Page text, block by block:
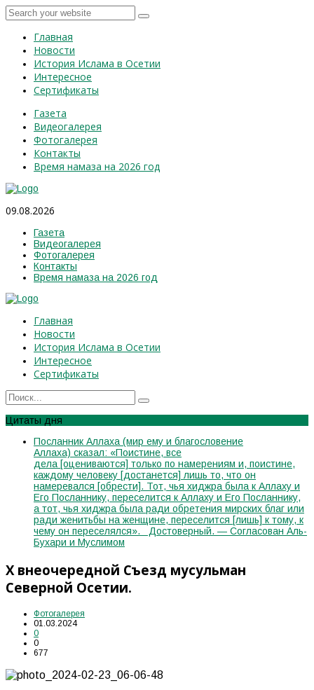
Главная
Новости
История Ислама в Осетии
Интересное
Сертификаты
Газета
Видеогалерея
Фотогалерея
Контакты
Время намаза на 2026 год
09.08.2026
Газета
Видеогалерея
Фотогалерея
Контакты
Время намаза на 2026 год
Главная
Новости
История Ислама в Осетии
Интересное
Сертификаты
Цитаты дня
Посланник Аллаха (мир ему и благословение
Аллаха) сказал: «Поистине, все
дела [оцениваются] только по намерениям и, поистине,
каждому человеку [достанется] лишь то, что он
намеревался [обрести]. Тот, чья хиджра была к Аллаху и
Его Посланнику, переселится к Аллаху и Его Посланнику,
а тот, чья хиджра была ради обретения мирских благ или
ради женитьбы на женщине, переселится [лишь] к тому, к
чему он переселялся». Достоверный. — Согласован Аль-
Бухари и Муслимом
X внеочередной Съезд мусульман
Северной Осетии.
Фотогалерея
01.03.2024
0
0
677